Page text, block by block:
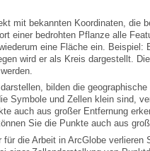
Sie die Punkte auch aus